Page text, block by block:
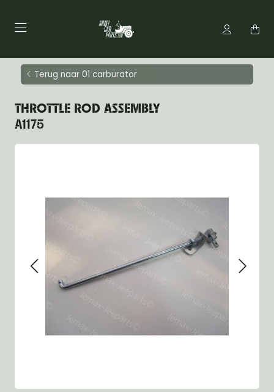
Terug naar 01 carburator
THROTTLE ROD ASSEMBLY
A1175